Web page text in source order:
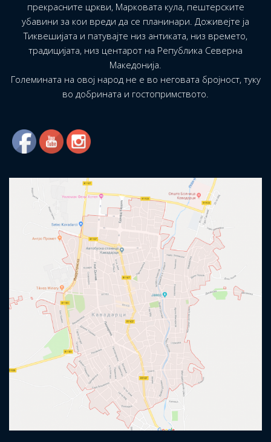
прекрасните цркви, Марковата кула, пештерските
убавини за кои вреди да се планинари. Доживејте ја
Тиквешијата и патувајте низ антиката, низ времето,
традицијата, низ центарот на Република Северна
Македонија.
Големината на овој народ не е во неговата бројност, туку
во добрината и гостопримството.